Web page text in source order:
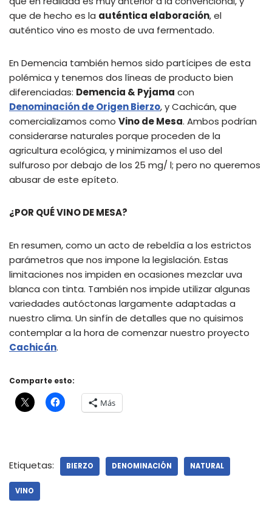
que de hecho es la auténtica elaboración, el
auténtico vino es mosto de uva fermentado.
En Demencia también hemos sido partícipes de esta
polémica y tenemos dos líneas de producto bien
diferenciadas: Demencia & Pyjama con
Denominación de Origen Bierzo, y Cachicán, que
comercializamos como Vino de Mesa. Ambos podrían
considerarse naturales porque proceden de la
agricultura ecológica, y minimizamos el uso del
sulfuroso por debajo de los 25 mg/ l; pero no queremos
abusar de este epíteto.
¿POR QUÉ VINO DE MESA?
En resumen, como un acto de rebeldía a los estrictos
parámetros que nos impone la legislación. Estas
limitaciones nos impiden en ocasiones mezclar uva
blanca con tinta. También nos impide utilizar algunas
variedades autóctonas largamente adaptadas a
nuestro clima. Un sinfín de detalles que no quisimos
contemplar a la hora de comenzar nuestro proyecto
Cachicán.
Comparte esto:
Más
Etiquetas: BIERZO DENOMINACIÓN NATURAL
VINO